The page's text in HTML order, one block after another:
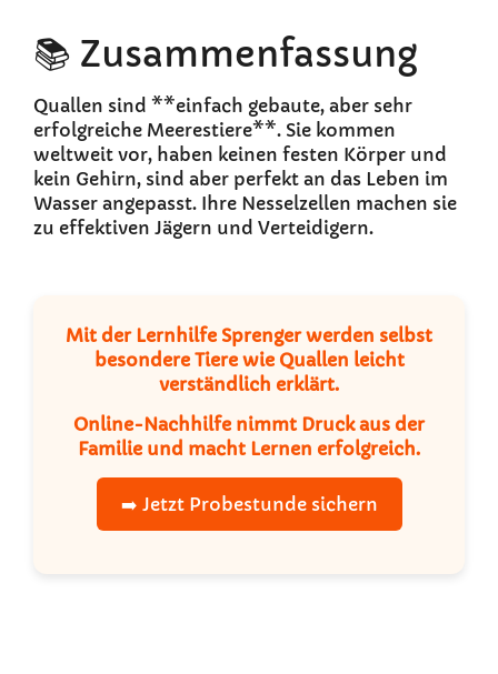
📚 Zusammenfassung
Quallen sind **einfach gebaute, aber sehr
erfolgreiche Meerestiere**. Sie kommen
weltweit vor, haben keinen festen Körper und
kein Gehirn, sind aber perfekt an das Leben im
Wasser angepasst. Ihre Nesselzellen machen sie
zu effektiven Jägern und Verteidigern.
Mit der Lernhilfe Sprengerwerden selbst
besondere Tiere wie Quallen leicht
verständlich erklärt.
Online-Nachhilfe nimmt Druck aus der
Familie und macht Lernen erfolgreich.
➡️ Jetzt Probestunde sichern